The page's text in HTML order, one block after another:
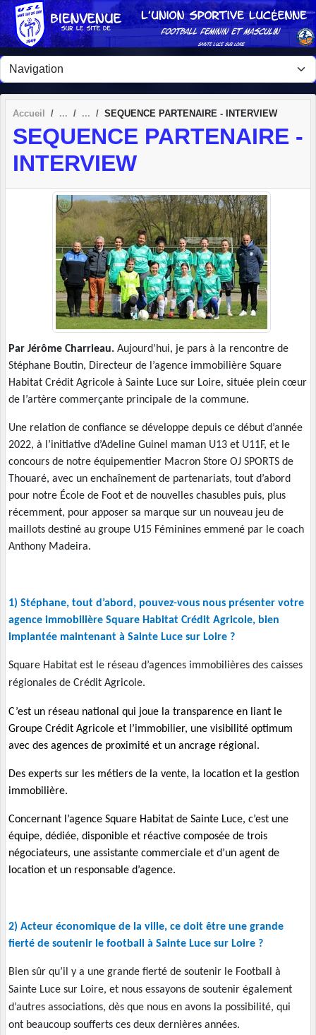
Accueil SEQUENCE PARTENAIRE - INTERVIEW
SEQUENCE PARTENAIRE -
INTERVIEW
Par Jérôme Charrieau. Aujourd’hui, je pars à la rencontre de
Stéphane Boutin, Directeur de l’agence immobilière Square
Habitat Crédit Agricole à Sainte Luce sur Loire, située plein cœur
de l’artère commerçante principale de la commune.
Une relation de confiance se développe depuis ce début d’année
2022, à l’initiative d’Adeline Guinel maman U13 et U11F, et le
concours de notre équipementier Macron Store OJ SPORTS de
Thouaré, avec un enchaînement de partenariats, tout d’abord
pour notre École de Foot et de nouvelles chasubles puis, plus
récemment, pour apposer sa marque sur un nouveau jeu de
maillots destiné au groupe U15 Féminines emmené par le coach
Anthony Madeira.
1) Stéphane, tout d’abord, pouvez-vous nous présenter votre
agence immobilière Square Habitat Crédit Agricole, bien
implantée maintenant à Sainte Luce sur Loire ?
Square Habitat est le réseau d’agences immobilières des caisses
régionales de Crédit Agricole.
C’est un réseau national qui joue la transparence en liant le
Groupe Crédit Agricole et l’immobilier, une visibilité optimum
avec des agences de proximité et un ancrage régional.
Des experts sur les métiers de la vente, la location et la gestion
immobilière.
Concernant l’agence Square Habitat de Sainte Luce, c’est une
équipe, dédiée, disponible et réactive composée de trois
négociateurs, une assistante commerciale et d’un agent de
location et un responsable d’agence.
2) Acteur économique de la ville, ce doit être une grande
fierté de soutenir le football à Sainte Luce sur Loire ?
Bien sûr qu’il y a une grande fierté de soutenir le Football à
Sainte Luce sur Loire, et nous essayons de soutenir également
d’autres associations, dès que nous en avons la possibilité, qui
ont beaucoup soufferts ces deux dernières années.
Panneau de gestion des cookies